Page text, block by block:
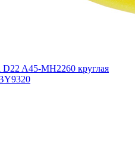
A45-MH2260 круглая